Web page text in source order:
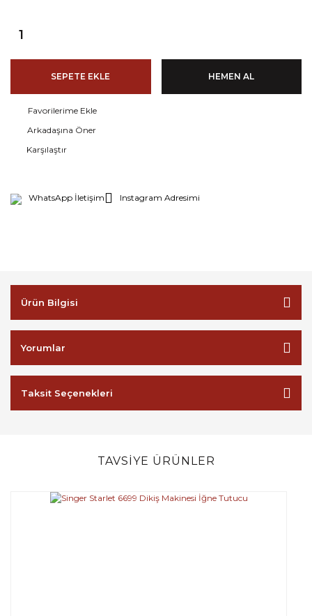
SEPETE EKLE HEMEN AL
Arkadaşına Öner
Karşılaştır
WhatsApp İletişim Instagram Adresimi
Ürün Bilgisi
Yorumlar
Taksit Seçenekleri
TAVSİYE ÜRÜNLER